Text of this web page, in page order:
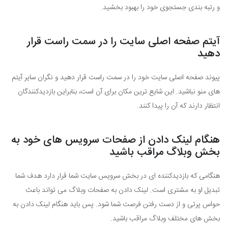
و رتبه بندی جستجوی خود را بهبود بخشید.
آیتم صفحه اصلی سایت را در سمت راست قرار
دهید
پیوند صفحه اصلی سایت خود را در سمت راست قرار دهید و نگران سایر آیتم
های منو نباشید. این شایع ترین مکان برای آن است، بنابراین بازدیدکنندگان
انتظار دارند که آن را پیدا کنند.
هنگام لینک دادن از صفحات سرویس های خود به
بخش وبلاگ مراقب باشید
هنگامی که بازدیدکننده ای در بخش سرویس سایت شما قرار دارد هدف شما
تبدیل او به مشتری است. لینک دادن به صفحات وبلاگ می تواند باعث
حواس پرتی و از دست رفتن فرصت شما شود. پس باید هنگام لینک دادن به
بخش های مختلف وبلاگ مراقب باشید.